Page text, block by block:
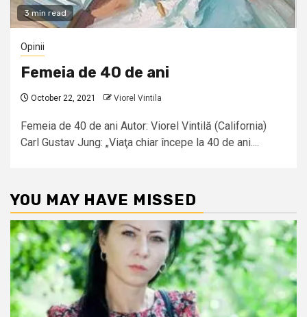
3 min read
Opinii
Femeia de 40 de ani
October 22, 2021 Viorel Vintila
Femeia de 40 de ani Autor: Viorel Vintilă (California)
Carl Gustav Jung: „Viaţa chiar începe la 40 de ani....
YOU MAY HAVE MISSED